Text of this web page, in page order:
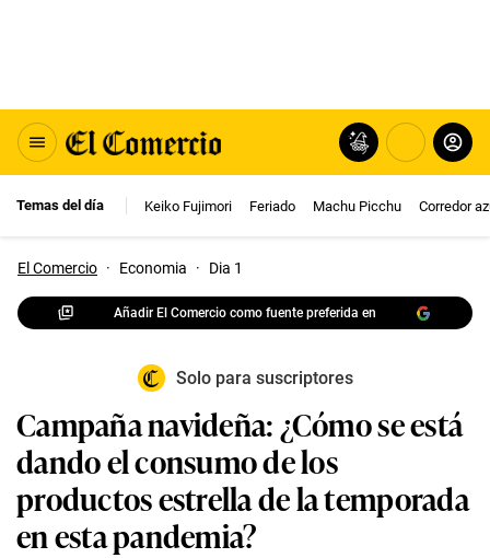
Temas del día Keiko Fujimori Feriado Machu Picchu Corredor
El Comercio · Economia · Dia 1
Añadir El Comercio como fuente preferida en
Solo para suscriptores
Campaña navideña: ¿Cómo se está
dando el consumo de los
productos estrella de la temporada
en esta pandemia?